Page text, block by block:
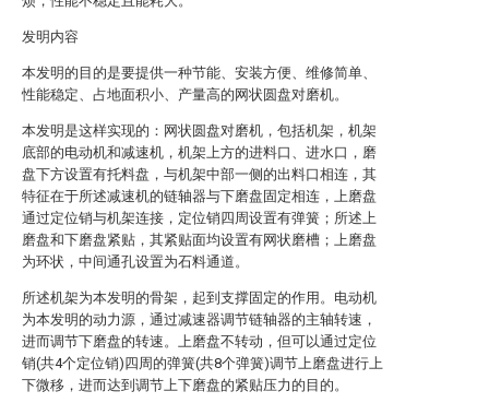
发明内容
本发明的目的是要提供一种节能、安装方便、维修简单、
性能稳定、占地面积小、产量高的网状圆盘对磨机。
本发明是这样实现的：网状圆盘对磨机，包括机架，机架
底部的电动机和减速机，机架上方的进料口、进水口，磨
盘下方设置有托料盘，与机架中部一侧的出料口相连，其
特征在于所述减速机的链轴器与下磨盘固定相连，上磨盘
通过定位销与机架连接，定位销四周设置有弹簧；所述上
磨盘和下磨盘紧贴，其紧贴面均设置有网状磨槽；上磨盘
为环状，中间通孔设置为石料通道。
所述机架为本发明的骨架，起到支撑固定的作用。电动机
为本发明的动力源，通过减速器调节链轴器的主轴转速，
进而调节下磨盘的转速。上磨盘不转动，但可以通过定位
销(共4个定位销)四周的弹簧(共8个弹簧)调节上磨盘进行上
下微移，进而达到调节上下磨盘的紧贴压力的目的。